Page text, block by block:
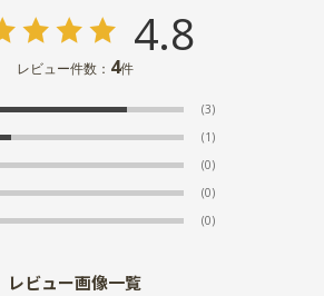
4.8
レビュー件数： 4件
(3)
(1)
(0)
(0)
(0)
レビュー画像一覧